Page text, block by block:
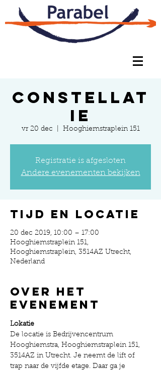
Constellat
ie
vr 20 dec Hooghiemstraplein 151
Registratie is afgesloten
Andere evenementen bekijken
Tijd en locatie
20 dec 2019, 10:00 – 17:00
Hooghiemstraplein 151,
Hooghiemstraplein, 3514AZ Utrecht,
Nederland
Over het
evenement
Lokatie
De locatie is Bedrijvencentrum
Hooghiemstra, Hooghiemstraplein 151,
3514AZ in Utrecht. Je neemt de lift of
trap naar de vijfde etage. Daar ga je